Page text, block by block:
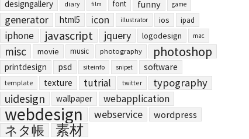
designgallery diary film font funny game
generator html5 icon illustrator ios ipad
iphone javascript jquery logodesign mac
misc movie music photography photoshop
printdesign psd siteinfo snipet software
template texture tutrial twitter typography
uidesign wallpaper webapplication
webdesign webservice wordpress
ネタ帳 素材